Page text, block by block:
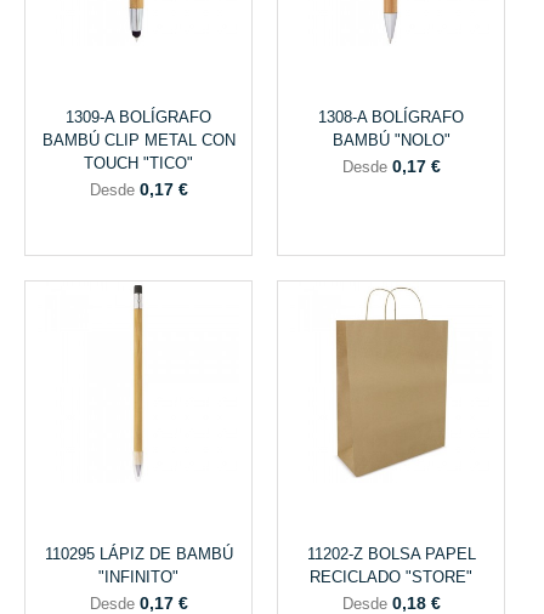
1309-A BOLÍGRAFO
BAMBÚ CLIP METAL CON
TOUCH "TICO"
Desde 0,17 €
1308-A BOLÍGRAFO
BAMBÚ "NOLO"
Desde 0,17 €
110295 LÁPIZ DE BAMBÚ
"INFINITO"
Desde 0,17 €
11202-Z BOLSA PAPEL
RECICLADO "STORE"
Desde 0,18 €